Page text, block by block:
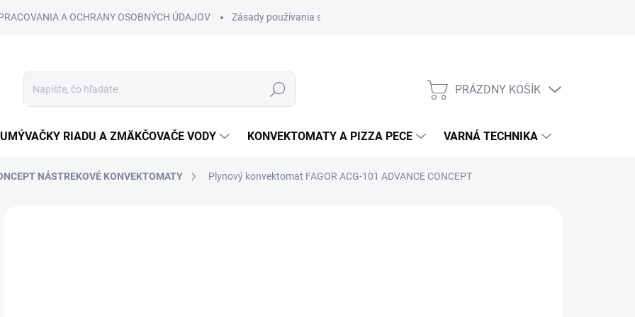
A OCHRANY OSOBNÝCH ÚDAJOV Zásady používania súborov cookies
Hľadať
NÁKUPNÝ
PRÁZDNY KOŠÍK
UMÝVAČKY RIADU A ZMÄKČOVAČE VODY KONVEKTOMATY A PIZZA PECE VARNÁ TECHNIKA
NÁSTREKOVÉ KONVEKTOMATY Plynový konvektomat FAGOR ACG-101 ADVANCE CONCEPT